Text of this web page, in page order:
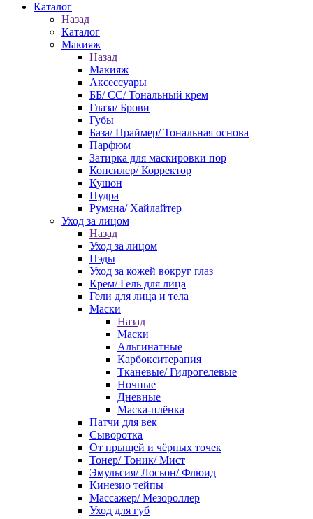
Каталог
Назад
Каталог
Макияж
Назад
Макияж
Аксессуары
ББ/ СС/ Тональный крем
Глаза/ Брови
Губы
База/ Праймер/ Тональная основа
Парфюм
Затирка для маскировки пор
Консилер/ Корректор
Кушон
Пудра
Румяна/ Хайлайтер
Уход за лицом
Назад
Уход за лицом
Пэды
Уход за кожей вокруг глаз
Крем/ Гель для лица
Гели для лица и тела
Маски
Назад
Маски
Альгинатные
Карбокситерапия
Тканевые/ Гидрогелевые
Ночные
Дневные
Маска-плёнка
Патчи для век
Сыворотка
От прыщей и чёрных точек
Тонер/ Тоник/ Мист
Эмульсия/ Лосьон/ Флюид
Кинезио тейпы
Массажер/ Мезороллер
Уход для губ